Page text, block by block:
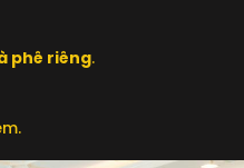
phê riêng.